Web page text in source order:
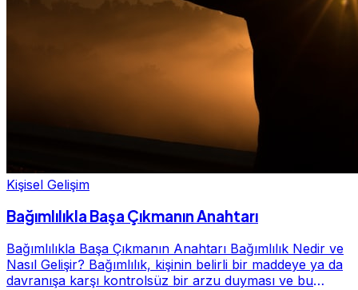
Kişisel Gelişim
Bağımlılıkla Başa Çıkmanın Anahtarı
Bağımlılıkla Başa Çıkmanın Anahtarı Bağımlılık Nedir ve
Nasıl Gelişir? Bağımlılık, kişinin belirli bir maddeye ya da
davranışa karşı kontrolsüz bir arzu duyması ve bu